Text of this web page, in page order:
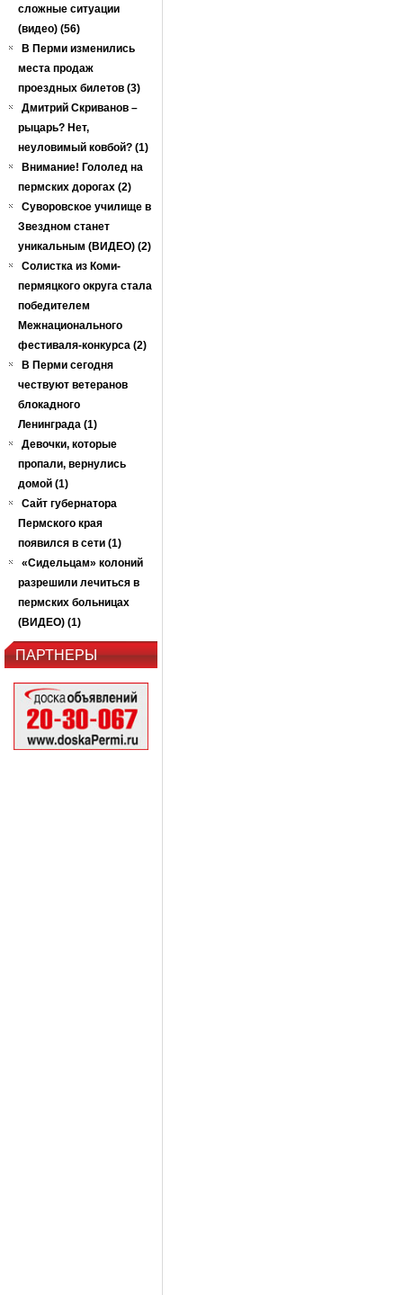
сложные ситуации
(видео) (56)
В Перми изменились
места продаж
проездных билетов (3)
Дмитрий Скриванов –
рыцарь? Нет,
неуловимый ковбой? (1)
Внимание! Гололед на
пермских дорогах (2)
Суворовское училище в
Звездном станет
уникальным (ВИДЕО) (2)
Солистка из Коми-
пермяцкого округа стала
победителем
Межнационального
фестиваля-конкурса (2)
В Перми сегодня
чествуют ветеранов
блокадного
Ленинграда (1)
Девочки, которые
пропали, вернулись
домой (1)
Сайт губернатора
Пермского края
появился в сети (1)
«Сидельцам» колоний
разрешили лечиться в
пермских больницах
(ВИДЕО) (1)
ПАРТНЕРЫ